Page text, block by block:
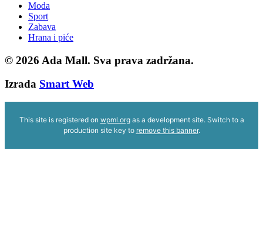
Moda
Sport
Zabava
Hrana i piće
© 2026 Ada Mall. Sva prava zadržana.
Izrada Smart Web
This site is registered on wpml.orgas a development site. Switch to a
production site key to remove this banner.